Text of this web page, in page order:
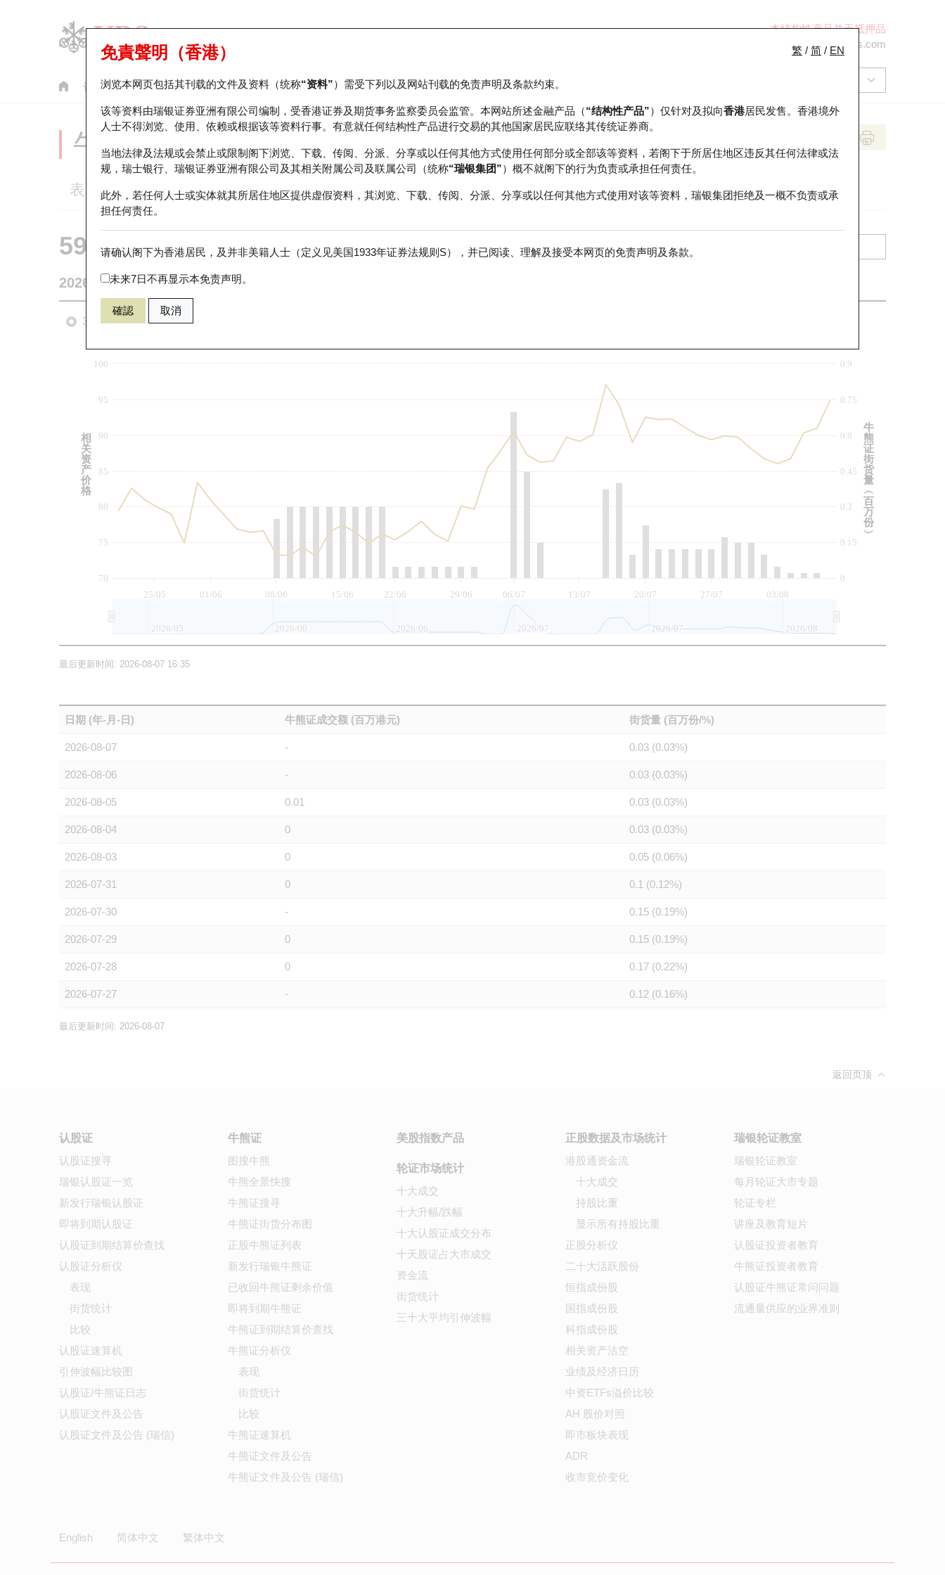
本结构性产品并无抵押品
ol-hkwarrants@ubs.com
认股证 牛熊证 美股指数产品 轮证市场统计 正股数据及市场统计 瑞银轮证教室
繁 / 简 / EN
免責聲明（香港）
浏览本网页包括其刊载的文件及资料（统称“资料”）需受下列以及网站刊载的免责声明及条款约束。
该等资料由瑞银证券亚洲有限公司编制，受香港证券及期货事务监察委员会监管。本网站所述金融产品（“结构性产品”）仅针对及拟向香港居民发售。香港境外
人士不得浏览、使用、依赖或根据该等资料行事。有意就任何结构性产品进行交易的其他国家居民应联络其传统证券商。
当地法律及法规或会禁止或限制阁下浏览、下载、传阅、分派、分享或以任何其他方式使用任何部分或全部该等资料，若阁下于所居住地区违反其任何法律或法
规，瑞士银行、瑞银证券亚洲有限公司及其相关附属公司及联属公司（统称“瑞银集团”）概不就阁下的行为负责或承担任何责任。
此外，若任何人士或实体就其所居住地区提供虚假资料，其浏览、下载、传阅、分派、分享或以任何其他方式使用对该等资料，瑞银集团拒绝及一概不负责或承
担任何责任。
请确认阁下为香港居民，及并非美籍人士（定义见美国1933年证券法规则S），并已阅读、理解及接受本网页的免责声明及条款。
未来7日不再显示本免责声明。
確認 取消
牛熊证分析仪
表现 街货统计 比较
59518 瑞银熊证 1801 信达生物－Ｂ
2026-08-07 相关资产价格94.85
3个月 6个月
25/05 01/06 08/06 15/06 22/06 29/06 06/07 13/07 20/07 27/07 03/08
0
0.15
0.3
0.45
0.6
0.75
0.9
70
75
80
85
90
95
100
2026/05 2026/06 2026/06 2026/07 2026/07 2026/08
牛
熊
证
街
货
量
︵
百
万
份
︶
相
关
资
产
价
格
最后更新时间: 2026-08-07 16:35
日期 (年-月-日) 牛熊证成交额 (百万港元) 街货量 (百万份/%)
2026-08-07 - 0.03 (0.03%)
2026-08-06 - 0.03 (0.03%)
2026-08-05 0.01 0.03 (0.03%)
2026-08-04 0 0.03 (0.03%)
2026-08-03 0 0.05 (0.06%)
2026-07-31 0 0.1 (0.12%)
2026-07-30 - 0.15 (0.19%)
2026-07-29 0 0.15 (0.19%)
2026-07-28 0 0.17 (0.22%)
2026-07-27 - 0.12 (0.16%)
最后更新时间: 2026-08-07
返回页顶
认股证
认股证搜寻
瑞银认股证一览
新发行瑞银认股证
即将到期认股证
认股证到期结算价查找
认股证分析仪
表现
街货统计
比较
认股证速算机
引伸波幅比较图
认股证/牛熊证日志
认股证文件及公告
认股证文件及公告 (瑞信)
牛熊证
图搜牛熊
牛熊全景快搜
牛熊证搜寻
牛熊证街货分布图
正股牛熊证列表
新发行瑞银牛熊证
已收回牛熊证剩余价值
即将到期牛熊证
牛熊证到期结算价查找
牛熊证分析仪
表现
街货统计
比较
牛熊证速算机
牛熊证文件及公告
牛熊证文件及公告 (瑞信)
美股指数产品
轮证市场统计
十大成交
十大升幅/跌幅
十大认股证成交分布
十天股证占大市成交
资金流
街货统计
三十大平均引伸波幅
正股数据及市场统计
港股通资金流
十大成交
持股比重
显示所有持股比重
正股分析仪
二十大活跃股份
恒指成份股
国指成份股
科指成份股
相关资产沽空
业绩及经济日历
中资ETFs溢价比较
AH 股价对照
即市板块表现
ADR
收市竞价变化
瑞银轮证教室
瑞银轮证教室
每月轮证大市专题
轮证专栏
讲座及教育短片
认股证投资者教育
牛熊证投资者教育
认股证牛熊证常问问题
流通量供应的业界准则
English 简体中文 繁体中文